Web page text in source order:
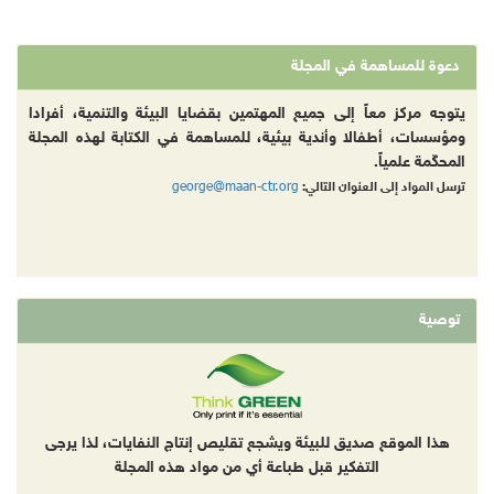
دعوة للمساهمة في المجلة
يتوجه مركز معاً إلى جميع المهتمين بقضايا البيئة والتنمية، أفرادا
ومؤسسات، أطفالا وأندية بيئية، للمساهمة في الكتابة لهذه المجلة
المحكّمة علمياً.
ترسل المواد إلى العنوان التالي: george@maan-ctr.org
توصية
هذا الموقع صديق للبيئة ويشجع تقليص إنتاج النفايات، لذا يرجى
التفكير قبل طباعة أي من مواد هذه المجلة